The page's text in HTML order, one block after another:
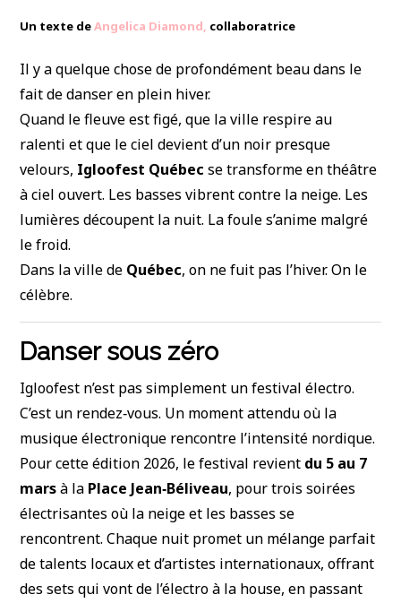
Un texte deAngelica Diamond, collaboratrice
Il y a quelque chose de profondément beau dans le
fait de danser en plein hiver.
Quand le fleuve est figé, que la ville respire au
ralenti et que le ciel devient d’un noir presque
velours, Igloofest Québec se transforme en théâtre
à ciel ouvert. Les basses vibrent contre la neige. Les
lumières découpent la nuit. La foule s’anime malgré
le froid.
Dans la ville de Québec, on ne fuit pas l’hiver. On le
célèbre.
Danser sous zéro
Igloofest n’est pas simplement un festival électro.
C’est un rendez‑vous. Un moment attendu où la
musique électronique rencontre l’intensité nordique.
Pour cette édition 2026, le festival revient du 5 au 7
marsà la Place Jean‑Béliveau, pour trois soirées
électrisantes où la neige et les basses se
rencontrent. Chaque nuit promet un mélange parfait
de talents locaux et d’artistes internationaux, offrant
des sets qui vont de l’électro à la house, en passant